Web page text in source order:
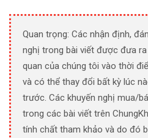
Quan trọng: Các nhận định,
nghị trong bài viết được đưa
quan của chúng tôi vào thời
và có thể thay đổi bất kỳ lúc
trước. Các khuyến nghị mua/
trong các bài viết trên
tính chất tham khảo và do đó